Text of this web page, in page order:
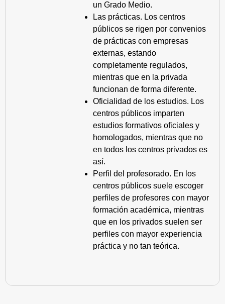
un Grado Medio.
Las prácticas. Los centros
públicos se rigen por convenios
de prácticas con empresas
externas, estando
completamente regulados,
mientras que en la privada
funcionan de forma diferente.
Oficialidad de los estudios. Los
centros públicos imparten
estudios formativos oficiales y
homologados, mientras que no
en todos los centros privados es
así.
Perfil del profesorado. En los
centros públicos suele escoger
perfiles de profesores con mayor
formación académica, mientras
que en los privados suelen ser
perfiles con mayor experiencia
práctica y no tan teórica.